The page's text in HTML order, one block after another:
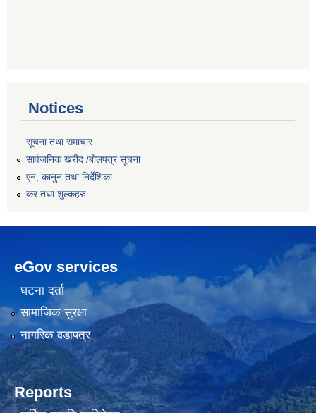
Notices
सूचना तथा समाचार
सार्वजनिक खरीद /बोलपत्र सूचना
एन, कानुन तथा निर्देशिका
कर तथा शुल्कहरु
eGov services
घटना दर्ता
सामाजिक सुरक्षा
नागरिक वडापत्र
Reports